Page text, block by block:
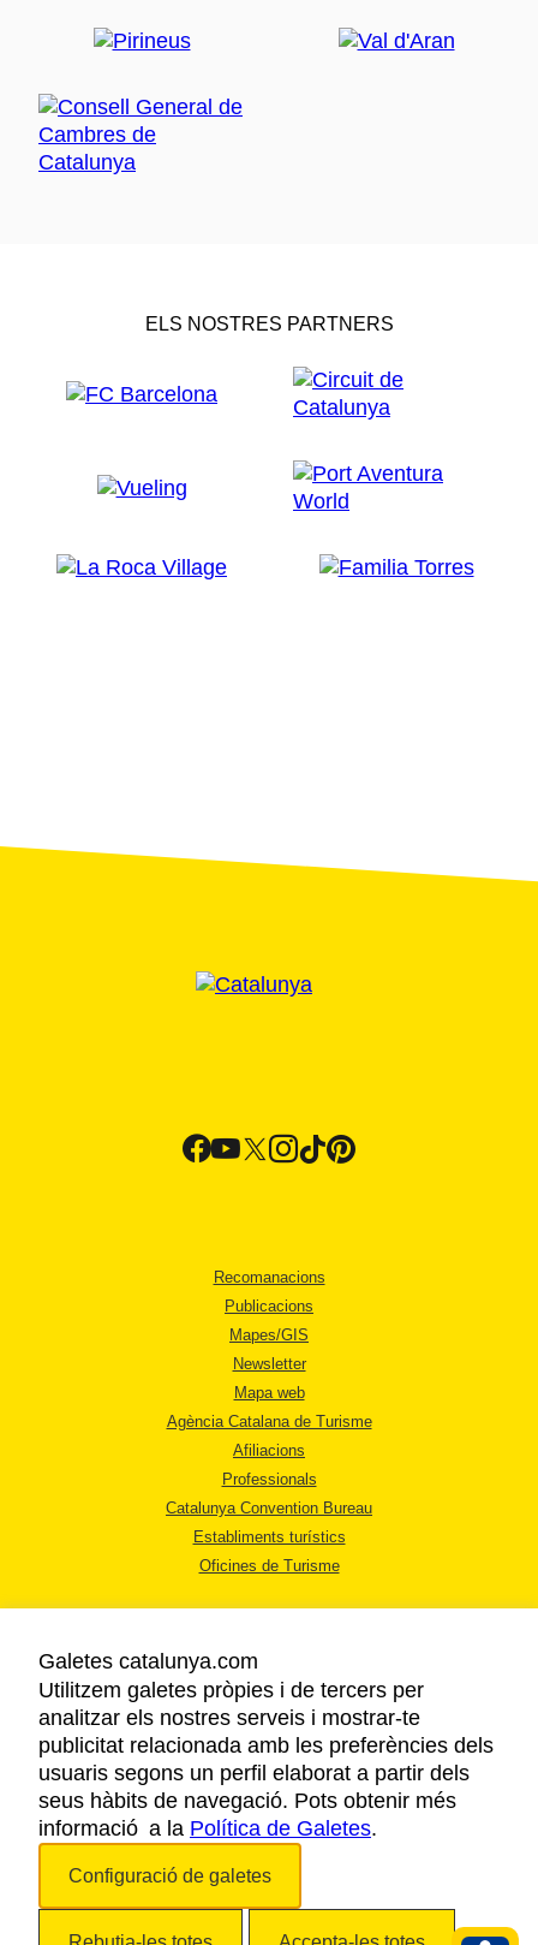
ELS NOSTRES PARTNERS
Recomanacions
Publicacions
Mapes/GIS
Newsletter
Mapa web
Agència Catalana de Turisme
Afiliacions
Professionals
Catalunya Convention Bureau
Establiments turístics
Oficines de Turisme
AVÍS LEGAL
POLÍTICA DE PRIVACITAT
COOKIES
ACCESSIBILITAT
Galetes catalunya.com
Utilitzem galetes pròpies i de tercers per
analitzar els nostres serveis i mostrar-te
publicitat relacionada amb les preferències dels
usuaris segons un perfil elaborat a partir dels
seus hàbits de navegació. Pots obtenir més
informació a la Política de Galetes.
Configuració de galetes